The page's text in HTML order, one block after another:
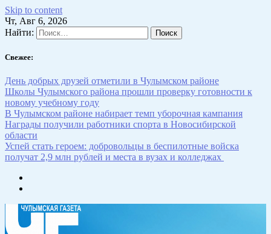
Skip to content
Чт, Авг 6, 2026
Найти:
Свежее:
День добрых друзей отметили в Чулымском районе
Школы Чулымского района прошли проверку готовности к
новому учебному году
В Чулымском районе набирает темп уборочная кампания
Награды получили работники спорта в Новосибирской
области
Успей стать героем: добровольцы в беспилотные войска
получат 2,9 млн рублей и места в вузах и колледжах